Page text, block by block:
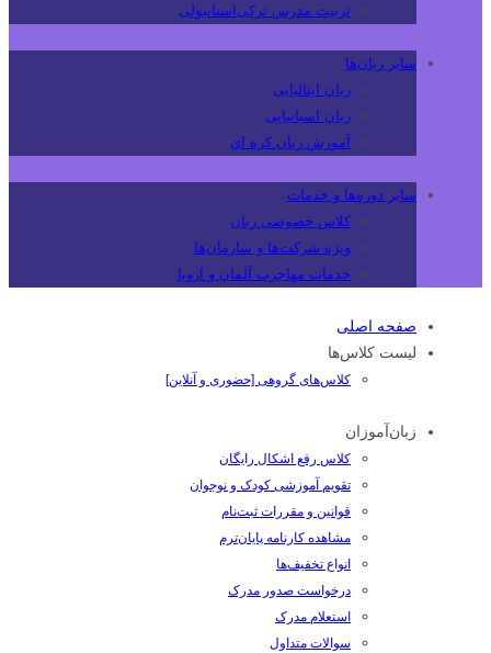
تربیت مدرس ترکی‌استانبولی
سایر زبان‌ها
زبان ایتالیایی
زبان اسپانیایی
آموزش زبان کره ای
سایر دوره‌ها و خدمات
کلاس خصوصی زبان
ویژه شرکت‌ها و سازمان‌ها
خدمات مهاجرت آلمان و اروپا
صفحه اصلی
لیست کلاس‌ها
کلاس‌های گروهی [حضوری و آنلاین]
زبان‌آموزان
کلاس رفع اشکال رایگان
تقویم آموزشی کودک و نوجوان
قوانین و مقررات ثبت‌نام
مشاهده کارنامه پایان‌ترم
انواع تخفیف‌ها
درخواست صدور مدرک
استعلام مدرک
سوالات متداول